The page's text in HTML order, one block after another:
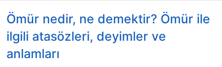
Ömür nedir, ne demektir? Ömür ile
ilgili atasözleri, deyimler ve
anlamları